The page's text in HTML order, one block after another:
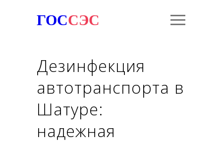
ГОССЭС
Дезинфекция
автотранспорта в
Шатуре:
надежная